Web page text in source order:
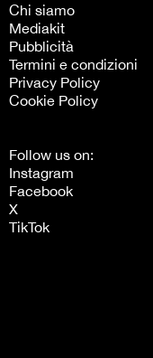
Chi siamo
Mediakit
Pubblicità
Termini e condizioni
Privacy Policy
Cookie Policy
Follow us on:
Instagram
Facebook
X
TikTok